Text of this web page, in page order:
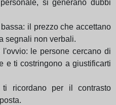
si generano dubbi
il prezzo che accettano
segnali non verbali.
le persone cercano di
e ti costringono a giustificarti
ti ricordano per il contrasto